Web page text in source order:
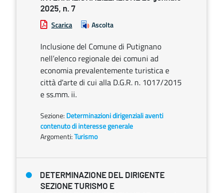
2025, n. 7
Scarica Ascolta
Inclusione del Comune di Putignano
nell’elenco regionale dei comuni ad
economia prevalentemente turistica e
città d’arte di cui alla D.G.R. n. 1017/2015
e ss.mm. ii.
Sezione: Determinazioni dirigenziali aventi
contenuto di interesse generale
Argomenti:Turismo
DETERMINAZIONE DEL DIRIGENTE
SEZIONE TURISMO E